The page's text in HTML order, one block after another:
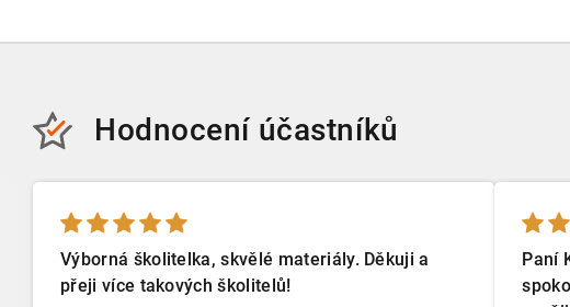
Hodnocení účastníků
Výborná školitelka, skvělé materiály. Děkuji a
přeji více takových školitelů!
Paní